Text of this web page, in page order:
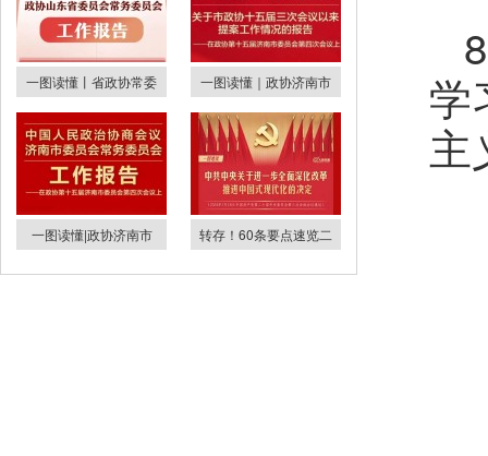
一图读懂丨省政协常委 一图读懂｜政协济南市
一图读懂|政协济南市 转存！60条要点速览二
学
主